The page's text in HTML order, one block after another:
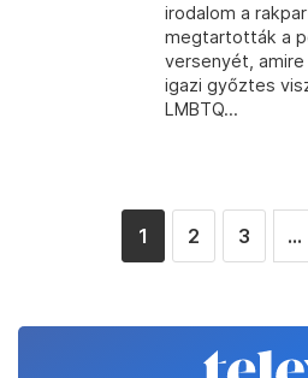
irodalom a
megtartották a
versenyét,
igazi győztes
LMBTQ...
1 2 3 ...